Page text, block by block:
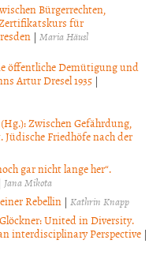
Bürgerrechten,
für
| Maria Häusl
öffentliche Demütigung und
Artur Dresel 1935 |
Zwischen Gefährdung,
Friedhöfe nach der
gar nicht lange her“.
Jana Mikota
Rebellin |Kathrin Knapp
United in Diversity.
interdisciplinary Perspective |